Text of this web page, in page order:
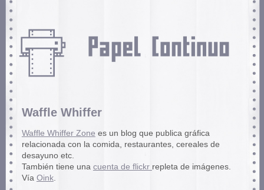
Waffle Whiffer
Waffle Whiffer Zone es un blog que publica gráfica
relacionada con la comida, restaurantes, cereales de
desayuno etc.
También tiene una cuenta de flickr repleta de imágenes.
Vía Oink.